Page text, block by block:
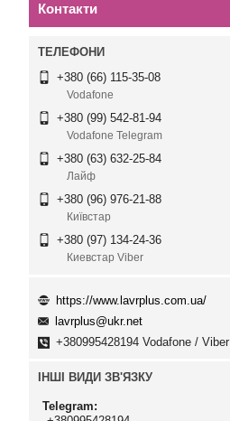
Контакти
+380 (66) 115-35-08
Vodafone
+380 (99) 542-81-94
Vodafone Telegram
+380 (63) 632-25-84
Лайф
+380 (96) 976-21-88
Київстар
+380 (97) 134-24-36
Киевстар Viber
https://www.lavrplus.com.ua/
lavrplus@ukr.net
+380995428194 Vodafone / Viber
ІНШІ ВИДИ ЗВ'ЯЗКУ
Telegram